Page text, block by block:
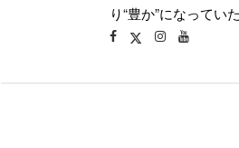
り“豊か”になってい